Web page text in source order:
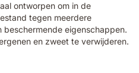
ontworpen om in de
tegen meerdere
eigenschappen.
en zweet te verwijderen.